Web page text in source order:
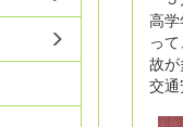
高
っ
故
交